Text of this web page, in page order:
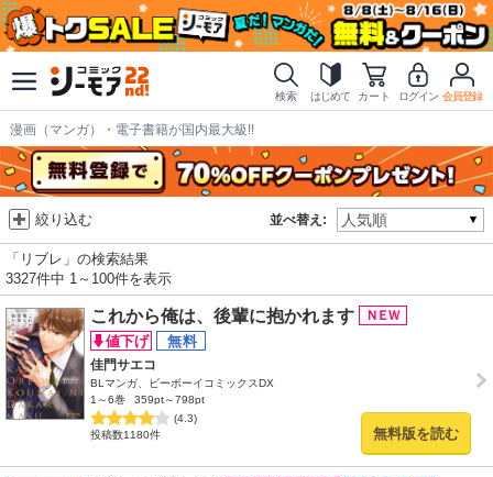
検索 はじめて カート ログイン 会員登録
漫画（マンガ）・電子書籍が国内最大級!!
並べ替え:
絞り込む
「リブレ」の検索結果
3327件中 1～100件を表示
これから俺は、後輩に抱かれます
佳門サエコ
BLマンガ、ビーボーイコミックスDX
1～6巻
359pt～798pt
(4.3)
投稿数1180件
無料版を読む